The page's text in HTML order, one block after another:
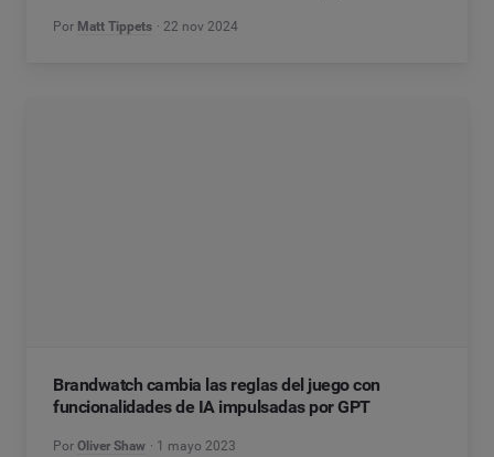
Por Matt Tippets 22 nov 2024
Brandwatch cambia las reglas del juego con
funcionalidades de IA impulsadas por GPT
Por Oliver Shaw 1 mayo 2023